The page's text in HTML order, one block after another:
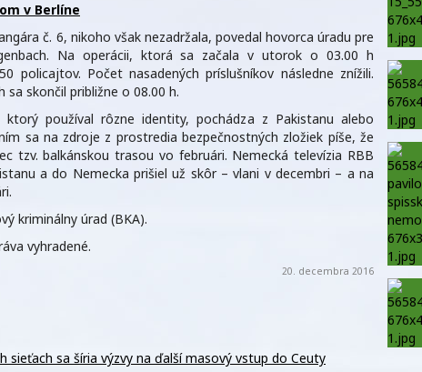
v Berlíne
č. 6, nikoho však nezadržala, povedal hovorca úradu pre
Na operácii, ktorá sa začala v utorok o 03.00 h
policajtov. Počet nasadených príslušníkov následne znížili.
sa skončil približne o 08.00 h.
používal rôzne identity, pochádza z Pakistanu alebo
sa na zdroje z prostredia bezpečnostných zložiek píše, že
tzv. balkánskou trasou vo februári. Nemecká televízia RBB
a do Nemecka prišiel už skôr – vlani v decembri – a na
kriminálny úrad (BKA).
vyhradené.
20. decembra 2016
sieťach sa šíria výzvy na ďalší masový vstup do Ceuty